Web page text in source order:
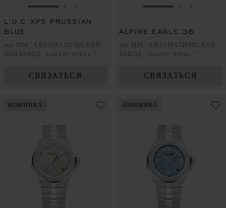
ПЕРЕЙТИ К СЛАЙДУ 1
ПЕРЕЙТИ К СЛАЙДУ 2
ПЕРЕЙТИ К СЛАЙДУ 3
L.U.C XPS PRUSSIAN
BLUE
40 ММ, АВТОМАТИЧЕСКИЙ
ПОДЗАВОД, LUCENT STEEL™
СВЯЗАТЬСЯ
ПЕРЕЙТИ К
ALPINE EAGLE 36
36 ММ, АВТОМАТИЧЕСКИЙ
ЗАВОД, LUCENT STEEL™
СВЯЗАТЬСЯ
НОВИНКА НОВИНКА